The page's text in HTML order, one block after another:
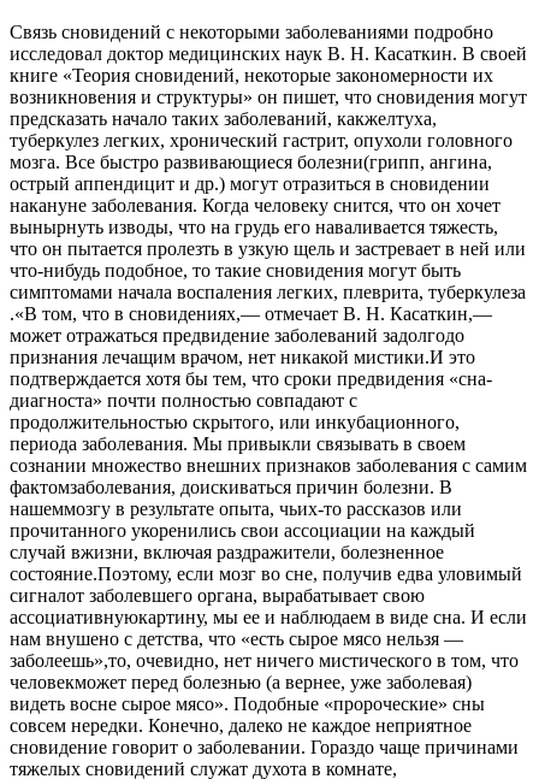
Связь сновидений с некоторыми заболеваниями подробно
исследовал доктор медицинских наук В. Н. Касаткин. В своей
книге «Теория сновидений, некоторые закономерности их
возникновения и структуры» он пишет, что сновидения могут
предсказать начало таких заболеваний, какжелтуха,
туберкулез легких, хронический гастрит, опухоли головного
мозга. Все быстро развивающиеся болезни(грипп, ангина,
острый аппендицит и др.) могут отразиться в сновидении
накануне заболевания. Когда человеку снится, что он хочет
вынырнуть изводы, что на грудь его наваливается тяжесть,
что он пытается пролезть в узкую щель и застревает в ней или
что-нибудь подобное, то такие сновидения могут быть
симптомами начала воспаления легких, плеврита, туберкулеза
.«В том, что в сновидениях,— отмечает В. Н. Касаткин,—
может отражаться предвидение заболеваний задолгодо
признания лечащим врачом, нет никакой мистики.И это
подтверждается хотя бы тем, что сроки предвидения «сна-
диагноста» почти полностью совпадают с
продолжительностью скрытого, или инкубационного,
периода заболевания. Мы привыкли связывать в своем
сознании множество внешних признаков заболевания с самим
фактомзаболевания, доискиваться причин болезни. В
нашеммозгу в результате опыта, чьих-то рассказов или
прочитанного укоренились свои ассоциации на каждый
случай вжизни, включая раздражители, болезненное
состояние.Поэтому, если мозг во сне, получив едва уловимый
сигналот заболевшего органа, вырабатывает свою
ассоциативнуюкартину, мы ее и наблюдаем в виде сна. И если
нам внушено с детства, что «есть сырое мясо нельзя —
заболеешь»,то, очевидно, нет ничего мистического в том, что
человекможет перед болезнью (а вернее, уже заболевая)
видеть восне сырое мясо». Подобные «пророческие» сны
совсем нередки. Конечно, далеко не каждое неприятное
сновидение говорит о заболевании. Гораздо чаще причинами
тяжелых сновидений служат духота в комнате,